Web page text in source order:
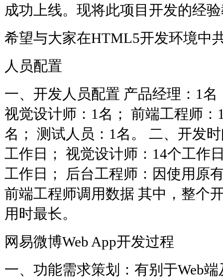
成功上线。现将此项目开发的经
希望与大家在HTML5开发环境中
人员配置
一、开发人员配置 产品经理：1
视觉设计师：1名； 前端工程师：
名； 测试人员：1名。 二、开发
工作日； 视觉设计师：14个工作
工作日； 后台工程师：因使用原
前端工程师调用数据 其中，整个
用时最长。
网易微博Web App开发过程
一、功能需求策划：有别于Web